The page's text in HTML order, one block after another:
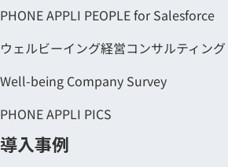
PHONE APPLI PEOPLE for Salesforce
ウェルビーイング経営コンサルティング
Well-being Company Survey
PHONE APPLI PICS
導入事例